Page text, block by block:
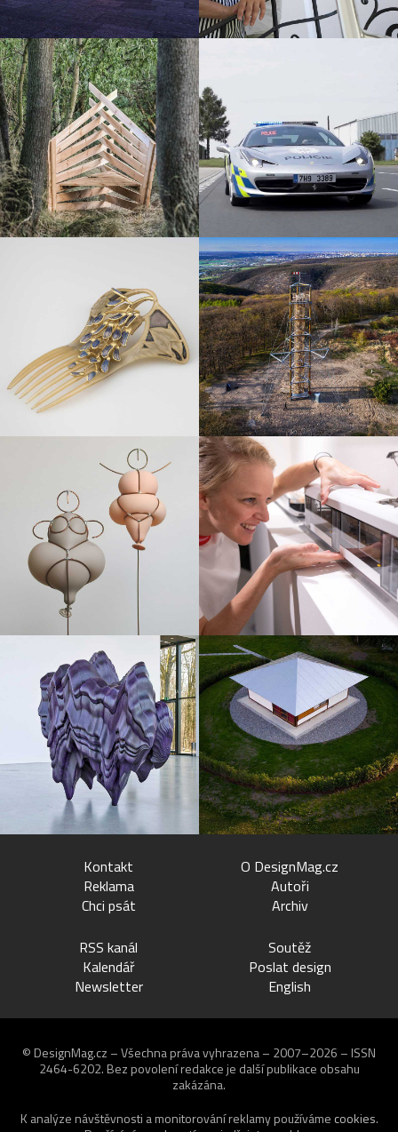
Kontakt
Reklama
Chci psát
O DesignMag.cz
Autoři
Archiv
RSS kanál
Kalendář
Newsletter
Soutěž
Poslat design
English
© DesignMag.cz – Všechna práva vyhrazena – 2007–2026 – ISSN
2464-6202. Bez povolení redakce je další publikace obsahu
zakázána.
K analýze návštěvnosti a monitorování reklamy používáme cookies.